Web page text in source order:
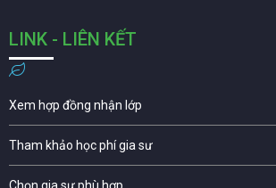
LINK - LIÊN KẾT
Xem hợp đồng nhận lớp
Tham khảo học phí gia sư